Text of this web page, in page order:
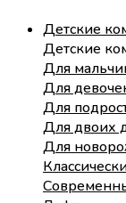
Детские
Детские
Для
Для
Для
Для двоих
Для